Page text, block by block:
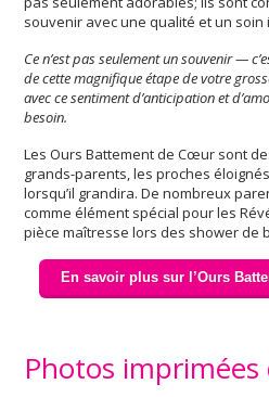
souvenir avec une qualité et un soin
Ce n’est pas seulement un souvenir —
de cette magnifique étape de votre
avec ce sentiment d’anticipation et
besoin.
Les Ours Battement de Cœur sont
grands-parents, les proches
lorsqu’il grandira. De nombreux
comme élément spécial pour les
pièce maîtresse lors des shower de
En savoir plus sur l’Ours
Photos imprimées